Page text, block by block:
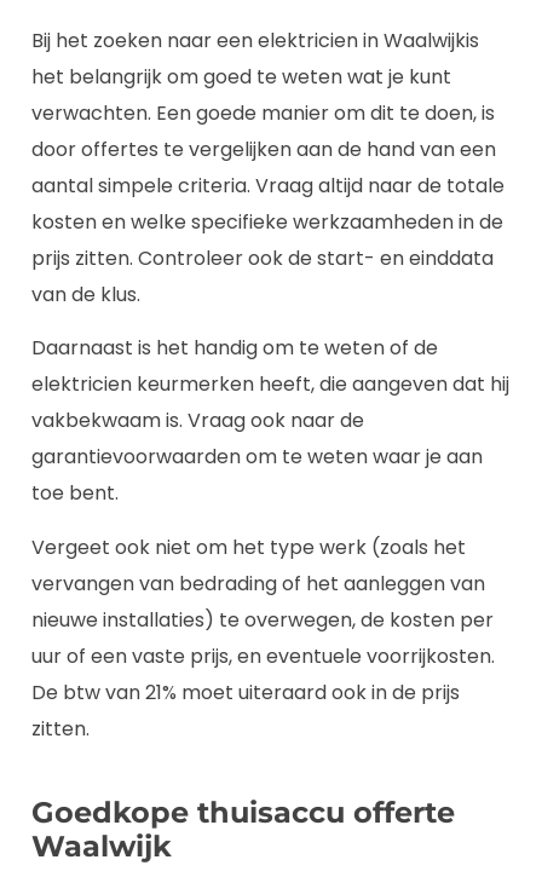
Bij het zoeken naar een elektricien in Waalwijkis
het belangrijk om goed te weten wat je kunt
verwachten. Een goede manier om dit te doen, is
door offertes te vergelijken aan de hand van een
aantal simpele criteria. Vraag altijd naar de totale
kosten en welke specifieke werkzaamheden in de
prijs zitten. Controleer ook de start- en einddata
van de klus.
Daarnaast is het handig om te weten of de
elektricien keurmerken heeft, die aangeven dat hij
vakbekwaam is. Vraag ook naar de
garantievoorwaarden om te weten waar je aan
toe bent.
Vergeet ook niet om het type werk (zoals het
vervangen van bedrading of het aanleggen van
nieuwe installaties) te overwegen, de kosten per
uur of een vaste prijs, en eventuele voorrijkosten.
De btw van 21% moet uiteraard ook in de prijs
zitten.
Goedkope thuisaccu offerte
Waalwijk